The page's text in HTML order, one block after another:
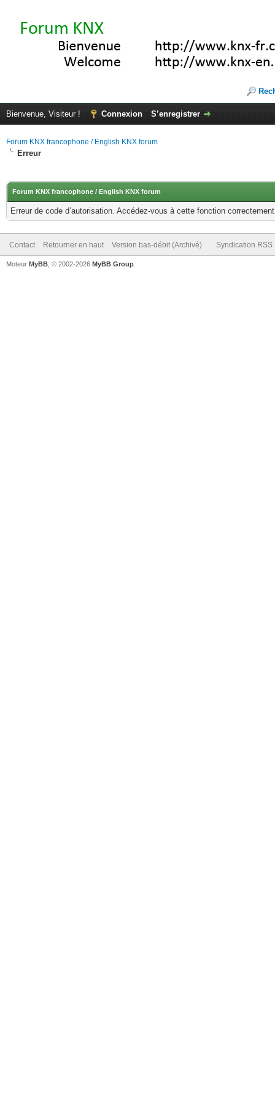
Bienvenue, Visiteur ! Connexion S’enregistrer
Forum KNX francophone / English KNX forum
Erreur
Forum KNX francophone / English KNX forum
Erreur de code d’autorisation. Accédez-vous à cette fonction
Contact Retourner en haut Version bas-débit (Archivé) Syndication RSS
Moteur MyBB , © 2002-2026 MyBB Group